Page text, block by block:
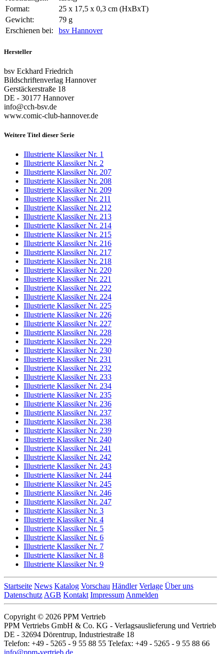
Format:
25 x 17,5 x 0,3 cm (HxBxT)
Gewicht:
79 g
Erschienen bei:
bsv Hannover
Hersteller
bsv Eckhard Friedrich
Bildschriftenverlag Hannover
Gerstäckerstraße 18
DE - 30177 Hannover
info@cch-bsv.de
www.comic-club-hannover.de
Weitere Titel dieser Serie
Illustrierte Klassiker Nr. 1
Illustrierte Klassiker Nr. 2
Illustrierte Klassiker Nr. 207
Illustrierte Klassiker Nr. 208
Illustrierte Klassiker Nr. 209
Illustrierte Klassiker Nr. 211
Illustrierte Klassiker Nr. 212
Illustrierte Klassiker Nr. 213
Illustrierte Klassiker Nr. 214
Illustrierte Klassiker Nr. 215
Illustrierte Klassiker Nr. 216
Illustrierte Klassiker Nr. 217
Illustrierte Klassiker Nr. 218
Illustrierte Klassiker Nr. 220
Illustrierte Klassiker Nr. 221
Illustrierte Klassiker Nr. 222
Illustrierte Klassiker Nr. 224
Illustrierte Klassiker Nr. 225
Illustrierte Klassiker Nr. 226
Illustrierte Klassiker Nr. 227
Illustrierte Klassiker Nr. 228
Illustrierte Klassiker Nr. 229
Illustrierte Klassiker Nr. 230
Illustrierte Klassiker Nr. 231
Illustrierte Klassiker Nr. 232
Illustrierte Klassiker Nr. 233
Illustrierte Klassiker Nr. 234
Illustrierte Klassiker Nr. 235
Illustrierte Klassiker Nr. 236
Illustrierte Klassiker Nr. 237
Illustrierte Klassiker Nr. 238
Illustrierte Klassiker Nr. 239
Illustrierte Klassiker Nr. 240
Illustrierte Klassiker Nr. 241
Illustrierte Klassiker Nr. 242
Illustrierte Klassiker Nr. 243
Illustrierte Klassiker Nr. 244
Illustrierte Klassiker Nr. 245
Illustrierte Klassiker Nr. 246
Illustrierte Klassiker Nr. 247
Illustrierte Klassiker Nr. 3
Illustrierte Klassiker Nr. 4
Illustrierte Klassiker Nr. 5
Illustrierte Klassiker Nr. 6
Illustrierte Klassiker Nr. 7
Illustrierte Klassiker Nr. 8
Illustrierte Klassiker Nr. 9
Startseite News Katalog Vorschau Händler Verlage Über uns
Datenschutz AGB Kontakt Impressum Anmelden
Copyright © 2026 PPM Vertrieb
PPM Vertriebs GmbH & Co. KG - Verlagsauslieferung und Vertrieb
DE - 32694 Dörentrup, Industriestraße 18
Telefon: +49 - 5265 - 9 55 88 55 Telefax: +49 - 5265 - 9 55 88 66
info@ppm-vertrieb.de